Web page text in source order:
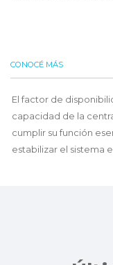
CONOCÉ MÁS
El factor de
capacidad de la
cumplir su función
estabilizar el sistema